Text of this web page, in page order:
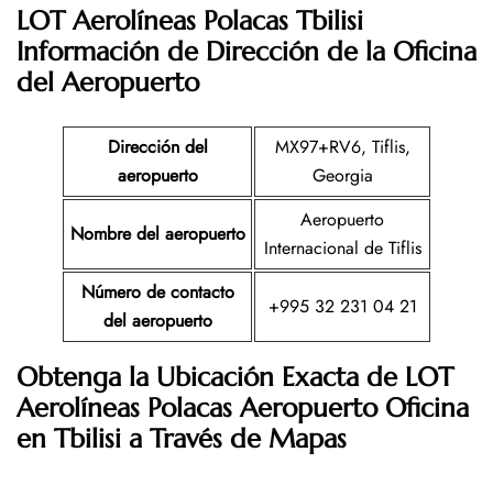
LOT Aerolíneas Polacas Tbilisi
Información de Dirección de la Oficina
del Aeropuerto
Dirección del
aeropuerto
MX97+RV6, Tiflis,
Georgia
Nombre del aeropuerto
Aeropuerto
Internacional de Tiflis
Número de contacto
del aeropuerto
+995 32 231 04 21
Obtenga la Ubicación Exacta de LOT
Aerolíneas Polacas Aeropuerto Oficina
en Tbilisi a Través de Mapas